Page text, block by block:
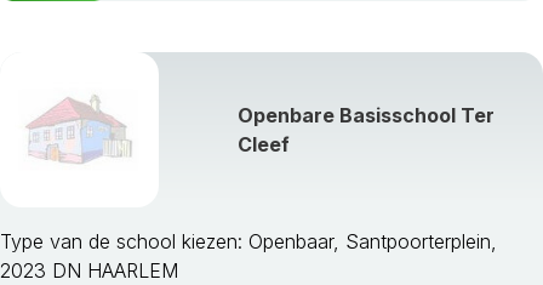
Openbare Basisschool Ter
Cleef
Type van de school kiezen: Openbaar, Santpoorterplein,
2023 DN HAARLEM